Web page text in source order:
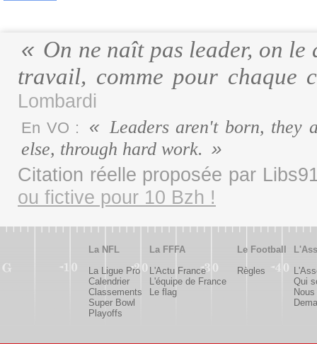
On ne naît pas leader, on
travail, comme pour chaque
Lombardi
En VO :
Leaders aren't born, they
else, through hard work.
Citation réelle proposée par
ou fictive pour 10 Bzh !
La NFL
La Ligue Pro
Calendrier
Classements
Super Bowl
Playoffs
La FFFA
L'Actu France
L'équipe de France
Le flag
Le Football
Règles
Qui